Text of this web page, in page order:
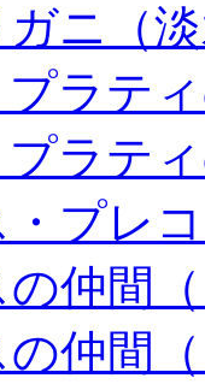
ニ（
ラテ
ラテ
プレ
仲間
仲間